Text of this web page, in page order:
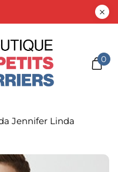
0
Jennifer Linda